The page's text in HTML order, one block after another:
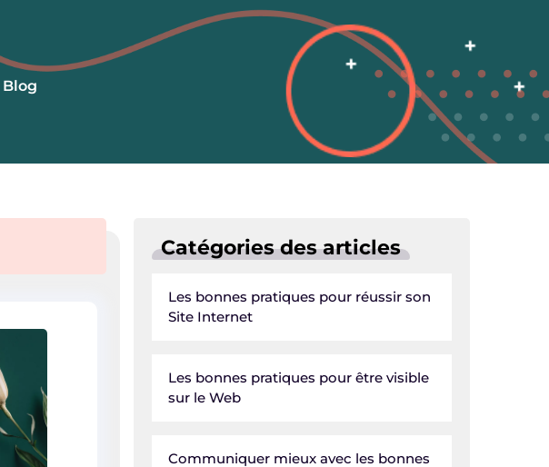
Blog
Catégories des articles
Les bonnes pratiques pour réussir son
Site Internet
Les bonnes pratiques pour être visible
sur le Web
Communiquer mieux avec les bonnes